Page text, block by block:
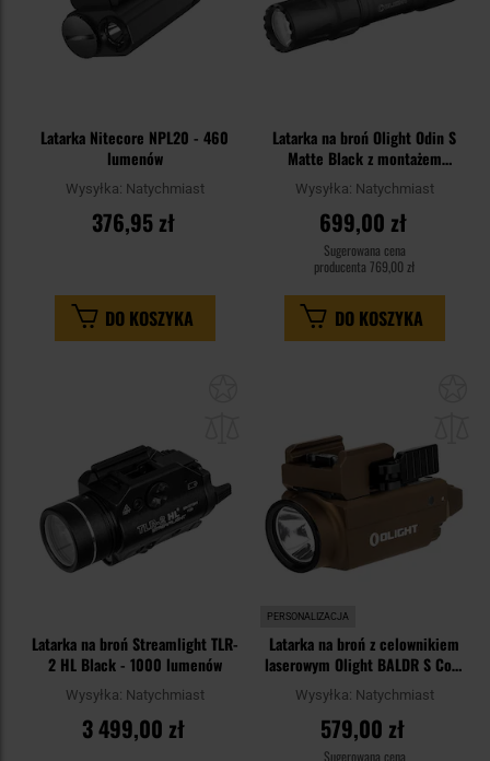
Latarka Nitecore NPL20 - 460
lumenów
Wysyłka: Natychmiast
376,95 zł
DO KOSZYKA
Latarka na broń Olight Odin S
Matte Black z montażem
Picatinny - 1500 lumenów
Wysyłka: Natychmiast
699,00 zł
Sugerowana cena
producenta 769,00 zł
DO KOSZYKA
schowka
Latarka na broń Streamlight TLR-
2 HL Black - 1000 lumenów
Wysyłka: Natychmiast
3 499,00 zł
PERSONALIZACJA
Latarka na broń z celownikiem
laserowym Olight BALDR S Cool
White Desert Tan - 800
lumenów, Blue Laser
Wysyłka: Natychmiast
579,00 zł
Sugerowana cena